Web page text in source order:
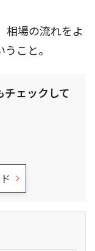
相場の流れをよ
こと。
ェックして